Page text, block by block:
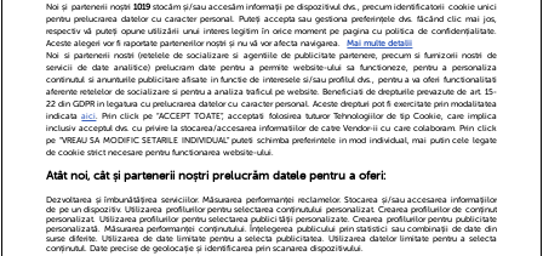
Echipa Editoriala Newsletter
Contact
Cariere
Cookies
Politica de confidentialitate
DivaHair Cosmetics
Despre noi
Noi și partenerii noștri 1019stocăm și/sau accesăm informații pe dispozitivul dvs., precum identificatorii cookie unici
pentru prelucrarea datelor cu caracter personal. Puteți accepta sau gestiona preferințele dvs. făcând clic mai jos,
respectiv vă puteți opune utilizării unui interes legitim în orice moment pe pagina cu politica de confidențialitate.
Aceste alegeri vor fi raportate partenerilor noștri și nu vă vor afecta navigarea.
Mai multe detalii
Noi si partenerii nostri (retelele de socializare si agentiile de publicitate partenere, precum si furnizorii nostri de
servicii de date analitice) prelucram date pentru a permite website-ului sa functioneze, pentru a personaliza
continutul si anunturile publicitare afisate in functie de interesele si/sau profilul dvs., pentru a va oferi functionalitati
aferente retelelor de socializare si pentru a analiza traficul pe website. Beneficiati de drepturile prevazute de art. 15-
22 din GDPR in legatura cu prelucrarea datelor cu caracter personal. Aceste drepturi pot fi exercitate prin modalitatea
indicataaici. Prin click pe “ACCEPT TOATE”, acceptati folosirea tuturor Tehnologiilor de tip Cookie, care implica
inclusiv acceptul dvs. cu privire la stocarea/accesarea informatiilor de catre Vendor-ii cu care colaboram. Prin click
pe “VREAU SA MODIFIC SETARILE INDIVIDUAL” puteti schimba preferintele in mod individual, mai putin cele legate
de cookie strict necesare pentru functionarea website-ului.
Atât noi, cât și partenerii noștri prelucrăm datele pentru a oferi:
Dezvoltarea și îmbunătățirea serviciilor. Măsurarea performanței reclamelor. Stocarea și/sau accesarea informațiilor
de pe un dispozitiv. Utilizarea profilurilor pentru selectarea conținutului personalizat. Crearea profilurilor de conținut
personalizat. Utilizarea profilurilor pentru selectarea publicității personalizate. Crearea profilurilor pentru publicitate
personalizată. Măsurarea performanței conținutului. Înțelegerea publicului prin statistici sau combinații de date din
surse diferite. Utilizarea de date limitate pentru a selecta publicitatea. Utilizarea datelor limitate pentru a selecta
conținutul. Date precise de geolocație și identificarea prin scanarea dispozitivului.